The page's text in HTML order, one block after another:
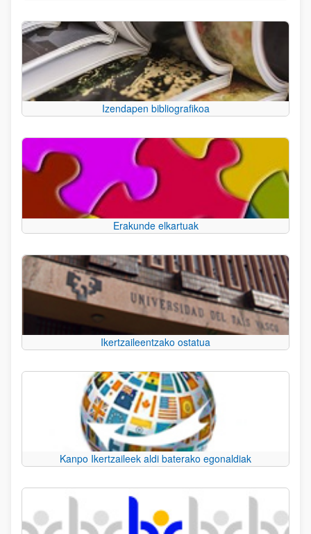
Izendapen bibliografikoa
Erakunde elkartuak
Ikertzaileentzako ostatua
Kanpo Ikertzaileek aldi baterako egonaldiak